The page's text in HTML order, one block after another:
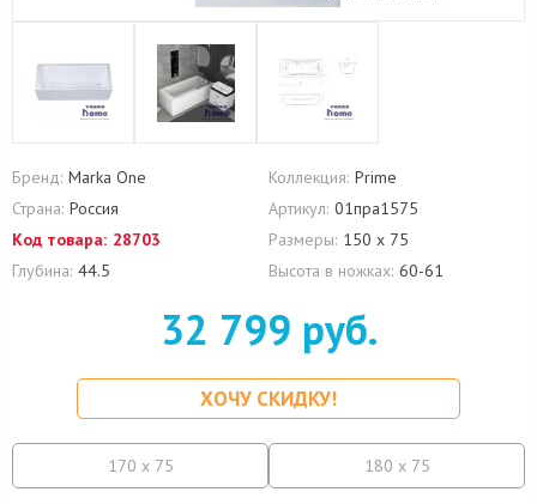
Бренд: Marka One Коллекция: Prime
Страна: Россия Артикул: 01пра1575
Код товара: 28703 Размеры: 150 х 75
Глубина: 44.5 Высота в ножках: 60-61
32 799 руб.
ХОЧУ СКИДКУ!
170 x 75 180 x 75